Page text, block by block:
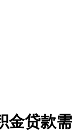
金贷款需